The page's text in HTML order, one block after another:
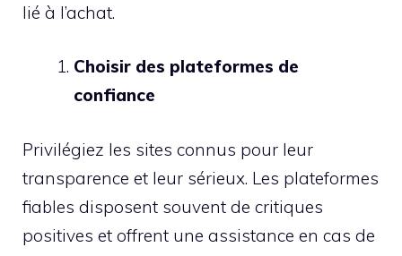
lié à l’achat.
Choisir des plateformes de
confiance
Privilégiez les sites connus pour leur
transparence et leur sérieux. Les plateformes
fiables disposent souvent de critiques
positives et offrent une assistance en cas de